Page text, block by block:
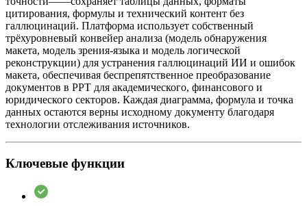
цитирования, формулы и технический контент без
галлюцинаций. Платформа использует собственный
трёхуровневый конвейер анализа (модель обнаружения
макета, модель зрения-языка и модель логической
реконструкции) для устранения галлюцинаций ИИ и ошибок
макета, обеспечивая беспрепятственное преобразование
документов в PPT для академического, финансового и
юридического секторов. Каждая диаграмма, формула и точка
данных остаются верны исходному документу благодаря
технологии отслеживания источников.
Ключевые функции